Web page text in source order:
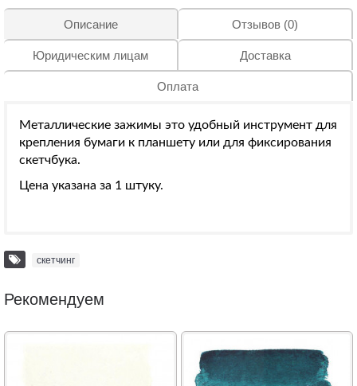
Описание Отзывов (0)
Юридическим лицам Доставка
Оплата
Металлические зажимы это удобный инструмент для
крепления бумаги к планшету или для фиксирования
скетчбука.
Цена указана за 1 штуку.
скетчинг
Рекомендуем